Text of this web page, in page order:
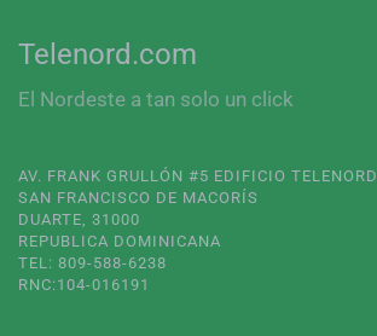
Telenord.com
El Nordeste a tan solo un click
AV. FRANK GRULLÓN #5 EDIFICIO TELENORD
SAN FRANCISCO DE MACORÍS
DUARTE, 31000
REPUBLICA DOMINICANA
TEL: 809-588-6238
RNC:104-016191